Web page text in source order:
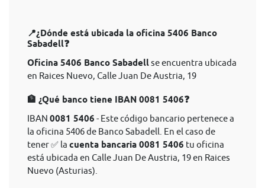
📍¿Dónde está ubicada la oficina 5406 Banco
Sabadell❓
Oficina 5406 Banco Sabadellse encuentra ubicada
en Raices Nuevo, Calle Juan De Austria, 19
🏦 ¿Qué banco tiene IBAN 0081 5406❓
IBAN 0081 5406 - Este código bancario pertenece a
la oficina 5406 de Banco Sabadell. En el caso de
tener ✅ la cuenta bancaria 0081 5406 tu oficina
está ubicada en Calle Juan De Austria, 19 en Raices
Nuevo (Asturias).